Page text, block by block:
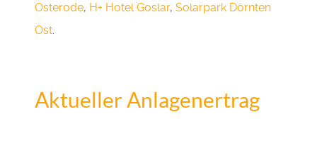
Osterode, H+ Hotel Goslar, Solarpark Dörnten
Ost.
Aktueller Anlagenertrag